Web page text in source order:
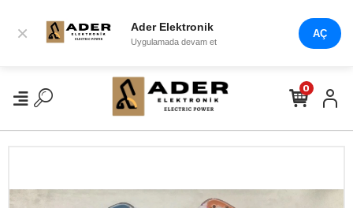
× Ader Elektronik
Uygulamada devam et
AÇ
0